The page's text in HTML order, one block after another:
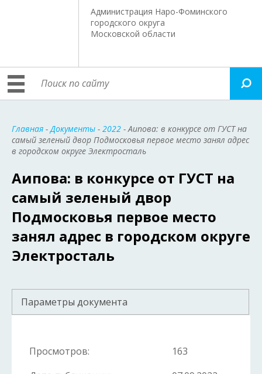
Администрация Наро-Фоминского
городского округа
Московской области
Главная -Документы - 2022 - Аипова: в конкурсе от ГУСТ на
самый зеленый двор Подмосковья первое место занял адрес
в городском округе Электросталь
Аипова: в конкурсе от ГУСТ на
самый зеленый двор
Подмосковья первое место
занял адрес в городском округе
Электросталь
Параметры документа
Просмотров:
163